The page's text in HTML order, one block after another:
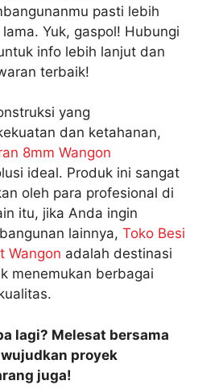
pasti lebih
Yuk, gaspol! Hubungi
info lebih lanjut dan
terbaik!
yang
dan ketahanan,
8mm Wangon
ideal. Produk ini sangat
oleh para profesional di
itu, jika Anda ingin
lainnya, Toko Besi
Wangon adalah destinasi
menemukan berbagai
lagi? Melesat bersama
proyek
juga!